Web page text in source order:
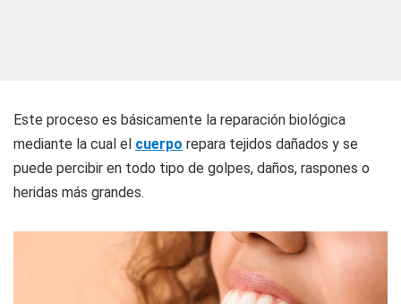
Este proceso es básicamente la reparación biológica
mediante la cual el cuerpo repara tejidos dañados y se
puede percibir en todo tipo de golpes, daños, raspones o
heridas más grandes.